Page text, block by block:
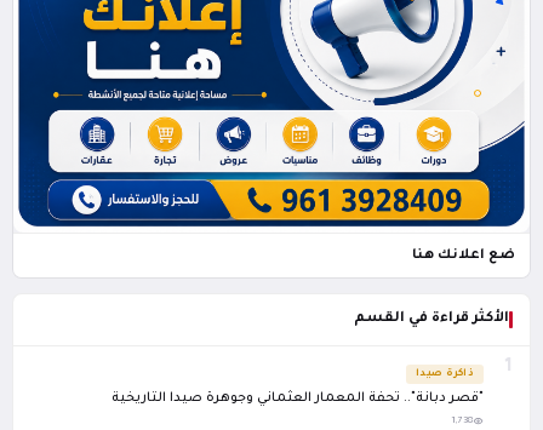
ضع اعلانك هنا
الأكثر قراءة في القسم
1 ذاكرة صيدا
"قصر دبانة".. تحفة المعمار العثماني وجوهرة صيدا التاريخية
1,738